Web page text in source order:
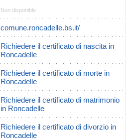
Non disponible
comune.roncadelle.bs.it/
Richiedere il certificato di nascita in
Roncadelle
Richiedere il certificato di morte in
Roncadelle
Richiedere il certificato di matrimonio
in Roncadelle
Richiedere il certificato di divorzio in
Roncadelle